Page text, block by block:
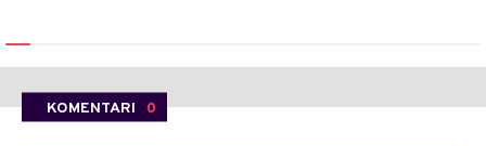
KOMENTARI 0